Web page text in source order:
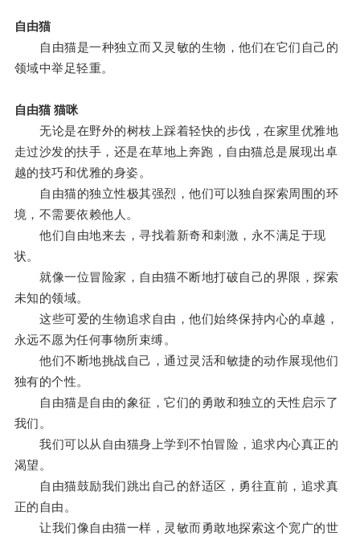
自由猫
自由猫是一种独立而又灵敏的生物，他们在它们自己的
领域中举足轻重。
自由猫 猫咪
无论是在野外的树枝上踩着轻快的步伐，在家里优雅地
走过沙发的扶手，还是在草地上奔跑，自由猫总是展现出卓
越的技巧和优雅的身姿。
自由猫的独立性极其强烈，他们可以独自探索周围的环
境，不需要依赖他人。
他们自由地来去，寻找着新奇和刺激，永不满足于现
状。
就像一位冒险家，自由猫不断地打破自己的界限，探索
未知的领域。
这些可爱的生物追求自由，他们始终保持内心的卓越，
永远不愿为任何事物所束缚。
他们不断地挑战自己，通过灵活和敏捷的动作展现他们
独有的个性。
自由猫是自由的象征，它们的勇敢和独立的天性启示了
我们。
我们可以从自由猫身上学到不怕冒险，追求内心真正的
渴望。
自由猫鼓励我们跳出自己的舒适区，勇往直前，追求真
正的自由。
让我们像自由猫一样，灵敏而勇敢地探索这个宽广的世